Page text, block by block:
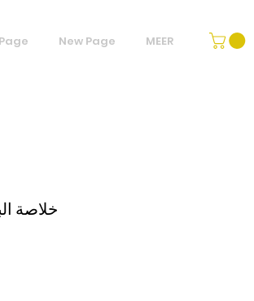
New Page MEER
خلاصة